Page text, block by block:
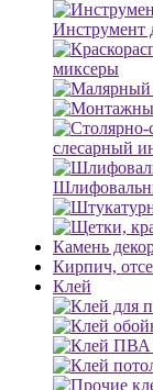
Инструмент
миксеры
слесарный
Камень
Кирпич,
Клей